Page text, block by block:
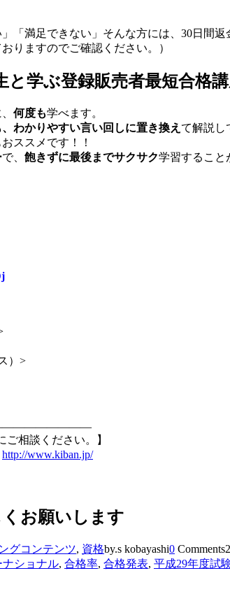
「満足できない」そんな方には、30日間返
りますのでご確認ください。）
と学ぶ登録販売者最短合格
何度も学べます。
わかりやすい言い回しに置き換え て解説し
ススメです！！
で、 飽きずに最後までサクサク学習すること
）>
ご相談ください。】
http://www.kiban.jp/
お願いします
グコンテンツ, 資格by.s kobayashi0 Comments
ナショナル, 合格率, 合格発表, 平成29年度試